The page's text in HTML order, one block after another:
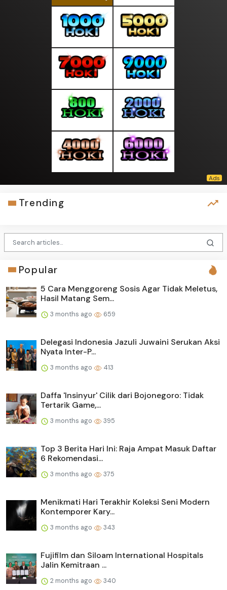
Trending
Popular
5 Cara Menggoreng Sosis Agar Tidak Meletus,
Hasil Matang Sem...
3 months ago 659
Delegasi Indonesia Jazuli Juwaini Serukan Aksi
Nyata Inter-P...
3 months ago 413
Daffa 'Insinyur' Cilik dari Bojonegoro: Tidak
Tertarik Game,...
3 months ago 395
Top 3 Berita Hari Ini: Raja Ampat Masuk Daftar
6 Rekomendasi...
3 months ago 375
Menikmati Hari Terakhir Koleksi Seni Modern
Kontemporer Kary...
3 months ago 343
Fujifilm dan Siloam International Hospitals
Jalin Kemitraan ...
2 months ago 340